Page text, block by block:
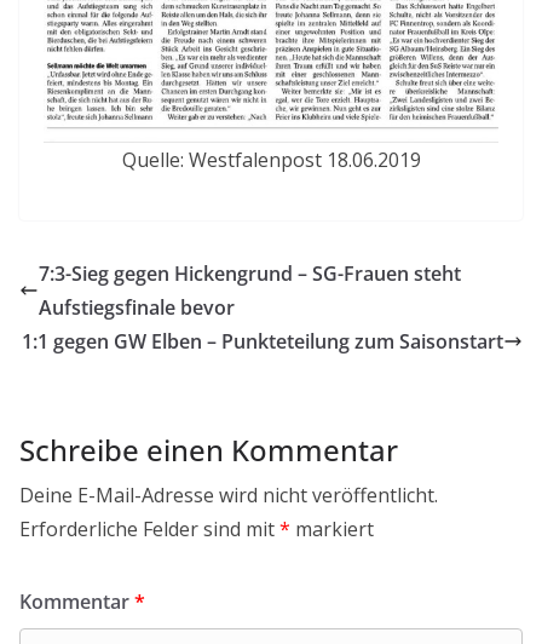
Quelle: Westfalenpost 18.06.2019
7:3-Sieg gegen Hickengrund – SG-Frauen steht
Aufstiegsfinale bevor
1:1 gegen GW Elben – Punkteteilung zum Saisonstart
Schreibe einen Kommentar
Deine E-Mail-Adresse wird nicht veröffentlicht.
Erforderliche Felder sind mit* markiert
Kommentar*